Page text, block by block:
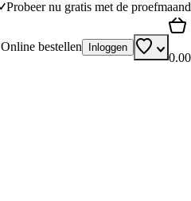
Probeer nu gratis met de proefmaand
Online bestellen Inloggen
0.00